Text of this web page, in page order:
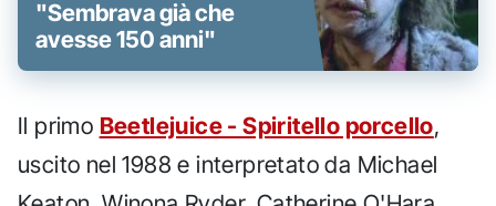
"Sembrava già che
avesse 150 anni"
Il primo Beetlejuice - Spiritello porcello,
uscito nel 1988 e interpretato da Michael